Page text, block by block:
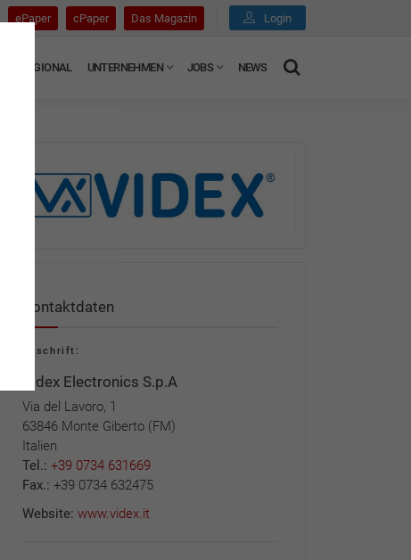
ePaper cPaper Das Magazin Login
REGIONAL UNTERNEHMEN JOBS NEWS
Kontaktdaten
Anschrift:
Videx Electronics S.p.A
Via del Lavoro, 1
63846 Monte Giberto (FM)
Italien
Tel.: +39 0734 631669
Fax.: +39 0734 632475
Website: www.videx.it